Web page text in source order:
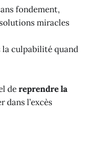
fondement,
miracles
la culpabilité quand
dereprendre la
dans l’excès